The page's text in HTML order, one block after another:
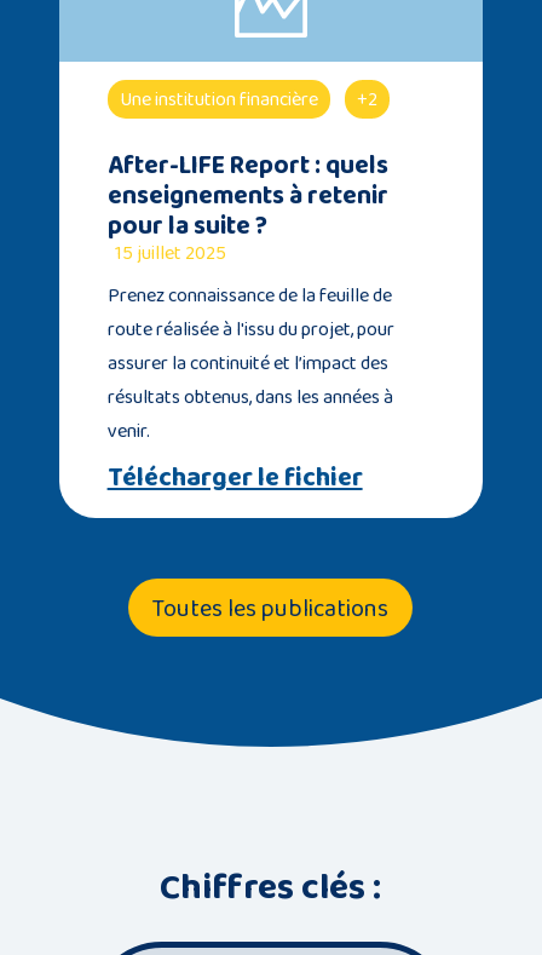
Une institution financière +2
After-LIFE Report : quels
enseignements à retenir
pour la suite ?
15 juillet 2025
Prenez connaissance de la feuille de
route réalisée à l'issu du projet, pour
assurer la continuité et l’impact des
résultats obtenus, dans les années à
venir.
Télécharger le fichier
Toutes les publications
Chiffres clés :